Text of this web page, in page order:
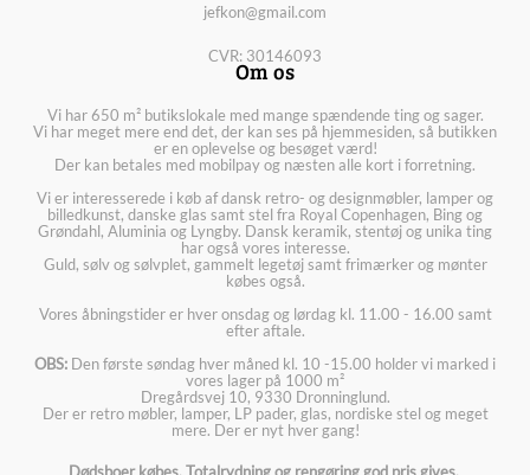
jefkon@gmail.com
CVR: 30146093
Om os
Vi har 650 m² butikslokale med mange spændende ting og sager.
Vi har meget mere end det, der kan ses på hjemmesiden, så butikken
er en oplevelse og besøget værd!
Der kan betales med mobilpay og næsten alle kort i forretning.
Vi er interesserede i køb af dansk retro- og designmøbler, lamper og
billedkunst, danske glas samt stel fra Royal Copenhagen, Bing og
Grøndahl, Aluminia og Lyngby. Dansk keramik, stentøj og unika ting
har også vores interesse.
Guld, sølv og sølvplet, gammelt legetøj samt frimærker og mønter
købes også.
Vores åbningstider er hver onsdag og lørdag kl. 11.00 - 16.00 samt
efter aftale.
OBS: Den første søndag hver måned kl. 10 -15.00 holder vi marked i
vores lager på 1000 m²
Dregårdsvej 10, 9330 Dronninglund.
Der er retro møbler, lamper, LP pader, glas, nordiske stel og meget
mere. Der er nyt hver gang!
Dødsboer købes. Totalrydning og rengøring god pris gives.